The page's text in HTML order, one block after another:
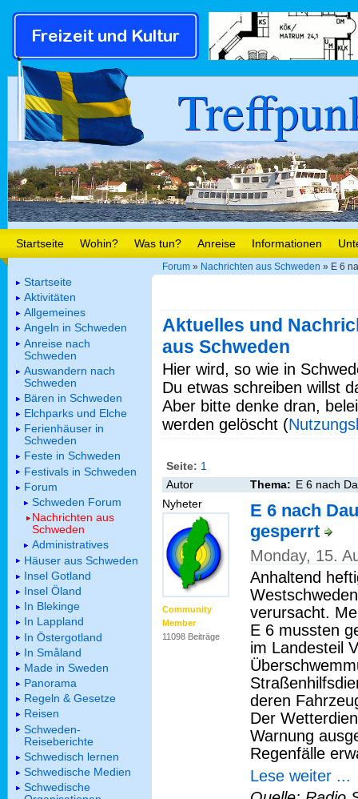
Startseite Wohin? Was tun? Anreise Informationen
Forum » Nachrichten aus Schweden » E 6
Aktuelles und
aus Schweden
Hier wird, so wie in
Du etwas schreiben willst
Aber bitte denke dran,
werden gelöscht (
Seite: 1
Autor
Thema: E 6 nach
Nyheter
Community
Member
11098 Beiträge
E 6 nach
gesperrt
Monday, 15.
Anhaltend
verursacht.
E 6 mussten
im Landesteil
deren
Der
Warnung
Regenfälle
Lese weiter ...
Startseite
Aktivitäten
Allgemeines
Angeln in Schweden
Anreise nach
Schweden
Auswandern nach
Schweden
Bären in Schweden
Elchparks und Elche
Ferienhäuser in
Schweden
Feste in Schweden
Festivals in Schweden
Forum
Schweden Forum
Nachrichten aus
Schweden
Administratives
Häuser aus Schweden
Insel Gotland
Insel Öland
In Blekinge
In Lappland
In Östergotland
In Småland
Made in Sweden
Panorama
Regeln & Gesetze
Reisen
Schweden-
Reiseberichte
Schwedisch lernen
Schwedische Medien
Schwedische